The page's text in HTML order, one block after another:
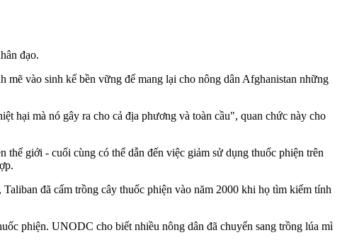
đạo.
vào sinh kế bền vững để mang lại cho nông dân Afghanistan những
hại mà nó gây ra cho cả địa phương và toàn cầu", quan chức này cho
giới - cuối cùng có thể dẫn đến việc giảm sử dụng thuốc phiện trên
đã cấm trồng cây thuốc phiện vào năm 2000 khi họ tìm kiếm tính
phiện. UNODC cho biết nhiều nông dân đã chuyển sang trồng lúa mì